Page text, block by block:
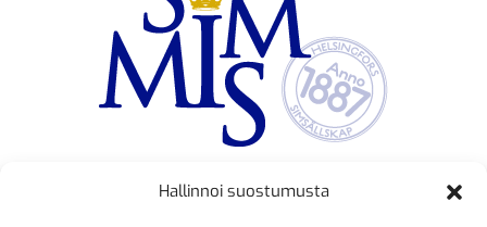
Hallinnoi suostumusta